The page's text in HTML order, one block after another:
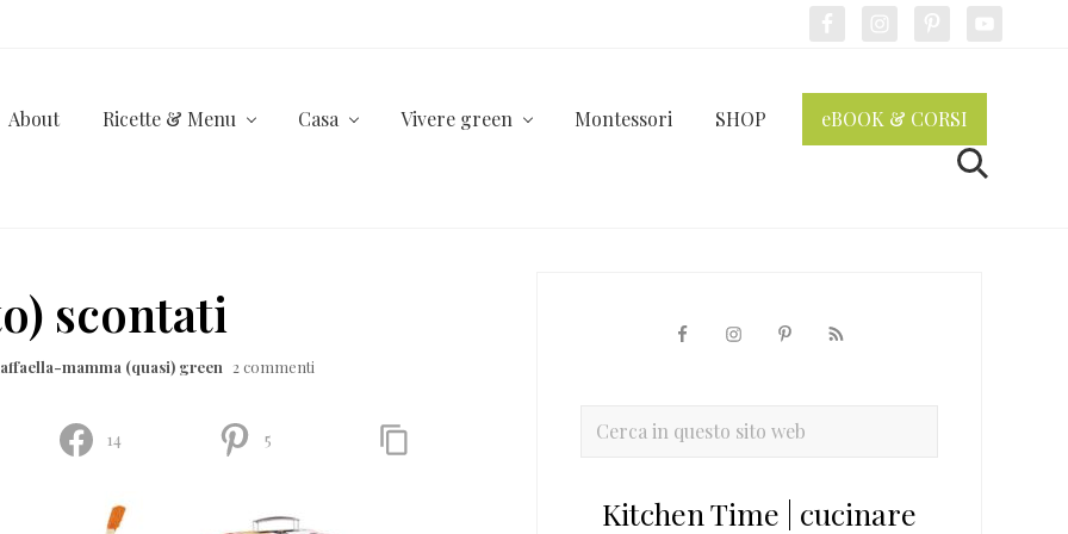
About Ricette & Menu Casa Vivere green Montessori SHOP eBOOK & CORSI
Cerca
scontati
mamma (quasi) green 2 commenti
14 5
primaria
Cerca
sitoKitchen Time | cucinare